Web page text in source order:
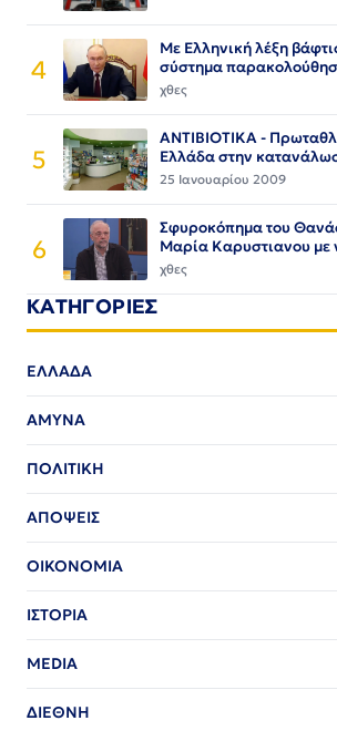
4
Με Ελληνική λέξη
σύστημα
χθες
5
ΑΝΤΙΒΙΟΤΙΚΑ -
Ελλάδα στην
25 Ιανουαρίου 2009
6
Σφυροκόπημα του
Μαρία Καρυστιανου με
χθες
ΚΑΤΗΓΟΡΙΕΣ
ΕΛΛΑΔΑ
ΑΜΥΝΑ
ΠΟΛΙΤΙΚΗ
ΑΠΟΨΕΙΣ
ΟΙΚΟΝΟΜΙΑ
ΙΣΤΟΡΙΑ
MEDIA
ΔΙΕΘΝΗ